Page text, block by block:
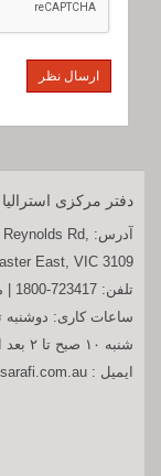
دفتر مرکزی
آدرس: Rd,
East, VIC 3109
تلفن: 1800-723417
|
ساعات کاری: دوشنبه تا جمعه ۱۰
شنبه ۱۰ صبح تا ۲ بعد از ظهر ، به وقت ملبورن و سیدنی
ایمیل :